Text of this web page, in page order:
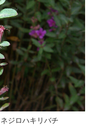
ジロハキリバチ